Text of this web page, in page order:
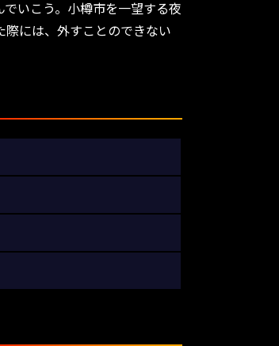
いこう。小樽市を一望する夜
には、外すことのできない